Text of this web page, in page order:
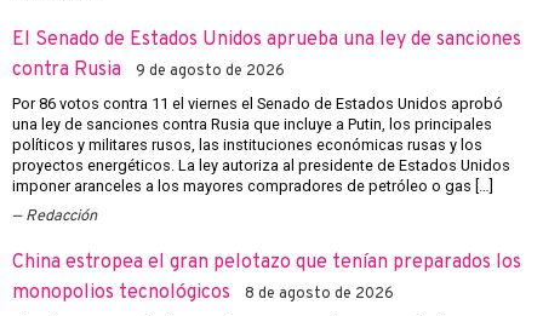
El Senado de Estados Unidos aprueba una ley de sanciones
contra Rusia
9 de agosto de 2026
Por 86 votos contra 11 el viernes el Senado de Estados Unidos aprobó
una ley de sanciones contra Rusia que incluye a Putin, los principales
políticos y militares rusos, las instituciones económicas rusas y los
proyectos energéticos. La ley autoriza al presidente de Estados Unidos
imponer aranceles a los mayores compradores de petróleo o gas […]
Redacción
China estropea el gran pelotazo que tenían preparados los
monopolios tecnológicos
8 de agosto de 2026